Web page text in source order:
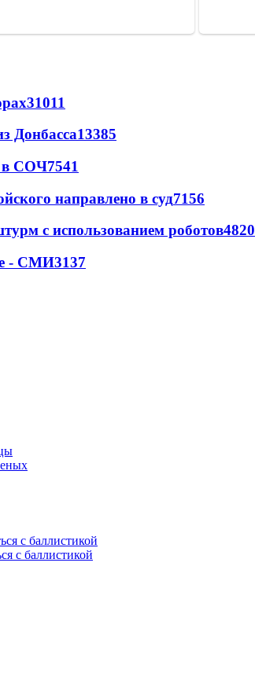
31011
Донбасса13385
в СОЧ7541
направлено в суд7156
с использованием роботов4820
- СМИ3137
с баллистикой